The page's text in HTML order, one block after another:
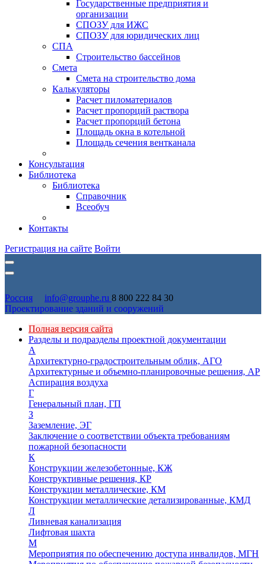
Государственные предприятия и
организации
СПОЗУ для ИЖС
СПОЗУ для юридических лиц
СПА
Строительство бассейнов
Смета
Смета на строительство дома
Калькуляторы
Расчет пиломатериалов
Расчет пропорций раствора
Расчет пропорций бетона
Площадь окна в котельной
Площадь сечения вентканала
Консультация
Библиотека
Библиотека
Справочник
Всеобуч
Контакты
Регистрация на сайте Войти
Россия info@grouphe.ru 8 800 222 84 30
Проектирование зданий и сооружений
Полная версия сайта
Разделы и подразделы проектной документации
А
Архитектурно-градостроительным облик, АГО
Архитектурные и объемно-планировочные решения, АР
Аспирация воздуха
Г
Генеральный план, ГП
З
Заземление, ЭГ
Заключение о соответствии объекта требованиям
пожарной безопасности
К
Конструкции железобетонные, КЖ
Конструктивные решения, КР
Конструкции металлические, КМ
Конструкции металлические детализированные, КМД
Л
Ливневая канализация
Лифтовая шахта
М
Мероприятия по обеспечению доступа инвалидов, МГН